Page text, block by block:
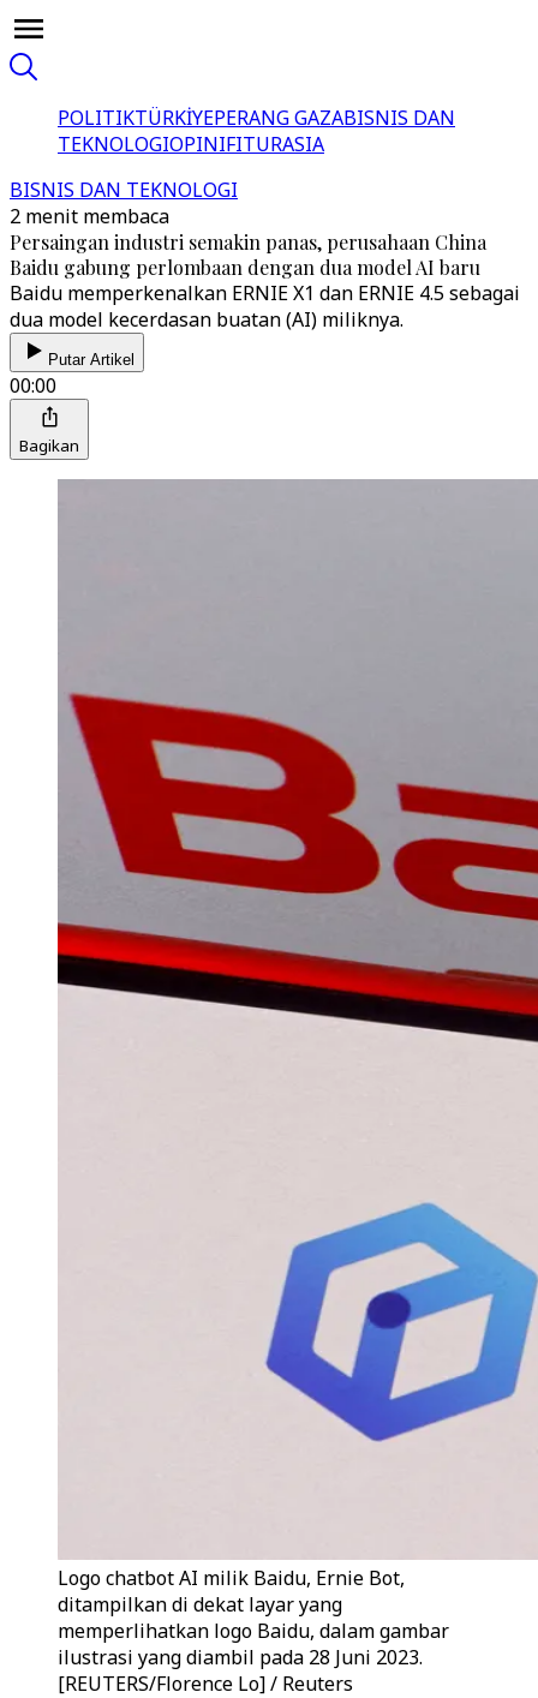
POLITIKTÜRKİYEPERANG GAZABISNIS DAN
TEKNOLOGIOPINIFITURASIA
BISNIS DAN TEKNOLOGI
2 menit membaca
Persaingan industri semakin panas, perusahaan China
Baidu gabung perlombaan dengan dua model AI baru
Baidu memperkenalkan ERNIE X1 dan ERNIE 4.5 sebagai
dua model kecerdasan buatan (AI) miliknya.
Putar Artikel
00:00
Bagikan
Logo chatbot AI milik Baidu, Ernie Bot,
ditampilkan di dekat layar yang
memperlihatkan logo Baidu, dalam gambar
ilustrasi yang diambil pada 28 Juni 2023.
[REUTERS/Florence Lo] / Reuters